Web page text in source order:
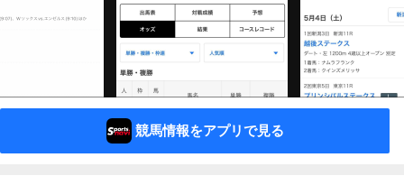
競馬情報をアプリで見る